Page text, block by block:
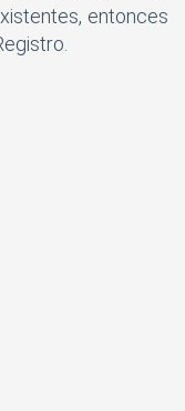
entonces